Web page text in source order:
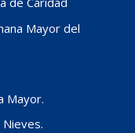
Mayor del
Mayor.